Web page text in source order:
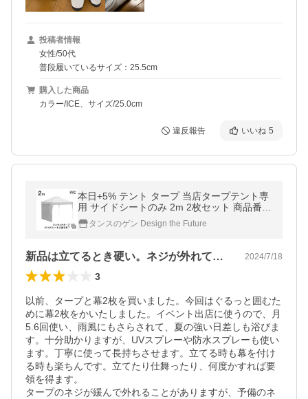
投稿者情報
女性/50代
普段履いているサイズ：25.5cm
購入した商品
カラー/ICE、サイズ/25.0cm
違反報告 いいね 5
本日+5% テント タープ 当店タープテント専
用 サイドシートのみ 2m 2枚セット 商品番号
19000021 / 19000050 専用 サイドシート 単
品 タンスのゲン Design the Future
新品は立てるとき硬い。ネジが外れて紛失 2024/7/18
3
以前、タープと幕2枚を買いました。今回はぐるっと囲むた
めに幕2枚をかいたしました。イベント出店に使うので、月
5.6回使い、雨風にもさらされて、夏の強い日差しも浴びま
す。十分助かりますが、UVスプレーや防水スプレーも使い
ます。丁寧に使って長持ちさせます。立てる時も幕を付け
る時も楽ちんです。立てたり仕舞ったり、何度かすれば要
領を得ます。
タープのネジが緩んで外れることがありますが、予備のネ